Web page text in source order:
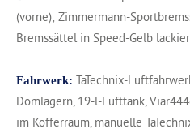
(vorne); Zimmermann-
Bremssättel in Speed-Gelb
Fahrwerk: TaTechnix-
Domlagern, 19-l-Lufttank,
im Kofferraum, manuelle